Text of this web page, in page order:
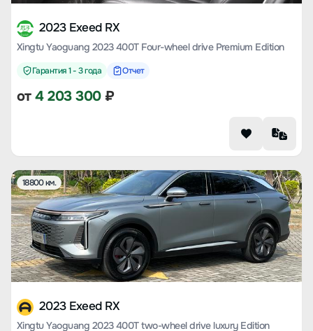
2023 Exeed RX
Xingtu Yaoguang 2023 400T Four-wheel drive Premium Edition
Гарантия 1 - 3 года Отчет
от4 203 300₽
18800 км.
2023 Exeed RX
Xingtu Yaoguang 2023 400T two-wheel drive luxury Edition